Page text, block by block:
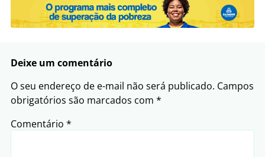
Deixe um comentário
O seu endereço de e-mail não será publicado. Campos
obrigatórios são marcados com *
Comentário *